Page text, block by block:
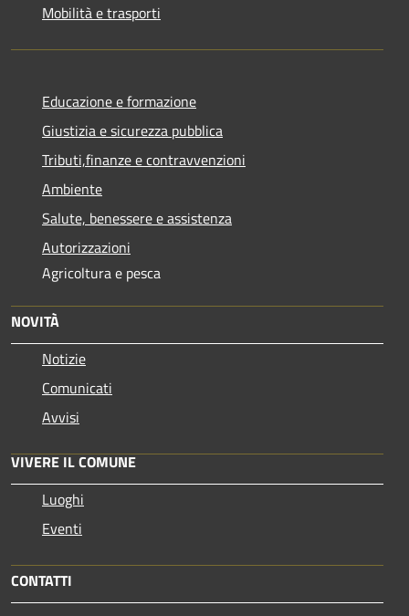
Mobilità e trasporti
Educazione e formazione
Giustizia e sicurezza pubblica
Tributi,finanze e contravvenzioni
Ambiente
Salute, benessere e assistenza
Autorizzazioni
Agricoltura e pesca
NOVITÀ
Notizie
Comunicati
Avvisi
VIVERE IL COMUNE
Luoghi
Eventi
CONTATTI